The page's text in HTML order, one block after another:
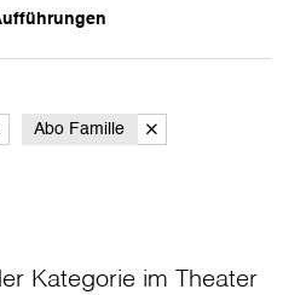
Abo Famille
Kategorie im Theater